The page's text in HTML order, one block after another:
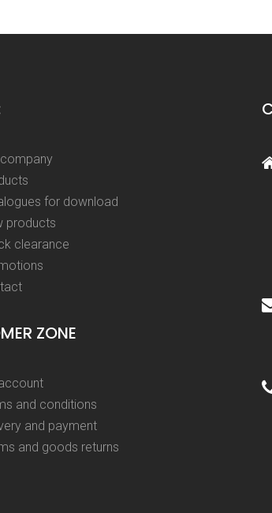
for download
products
clearance
ZONE
and conditions
and payment
and goods returns